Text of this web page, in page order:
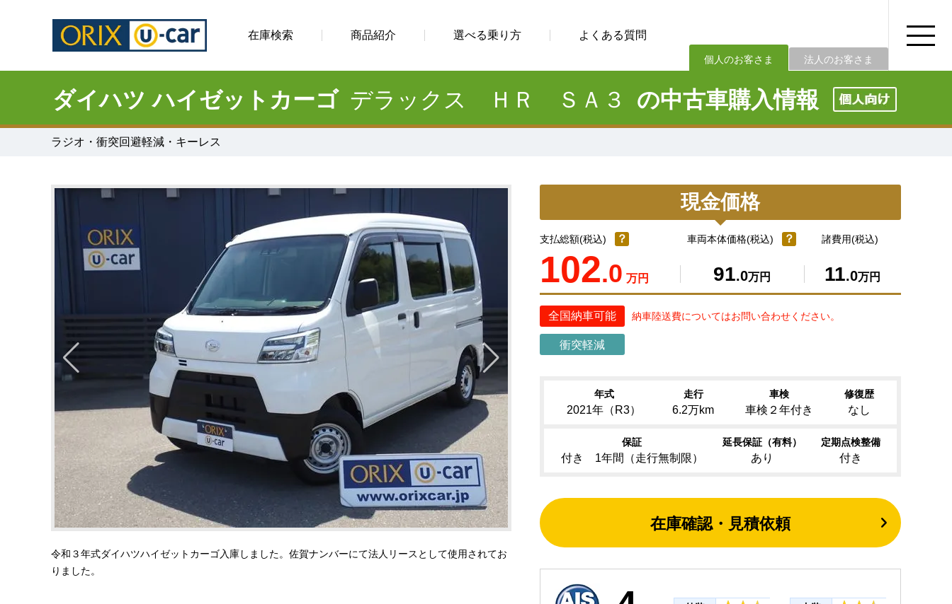
在庫検索 商品紹介 選べる乗り方 よくある質問
個人のお客さま 法人のお客さま
ダイハツ ハイゼットカーゴ デラックス ＨＲ ＳＡ３ の中古車購入情報
ラジオ・衝突回避軽減・キーレス
令和３年式ダイハツハイゼットカーゴ入庫しました。佐賀ナンバーにて法人リースとして使用されてお
りました。
現金価格
支払総額(税込)
102.0 万円
？ 車両本体価格(税込)
91.0万円
？ 諸費用(税込)
11.0万円
全国納車可能 納車陸送費についてはお問い合わせください。
衝突軽減
年式
2021年（R3）
走行
6.2万km
車検
車検２年付き
修復歴
なし
保証
付き 1年間（走行無制限）
延長保証（有料）
あり
定期点検整備
付き
在庫確認・見積依頼